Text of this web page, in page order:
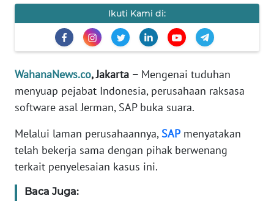
Ikuti Kami di:
WahanaNews.co, Jakarta – Mengenai tuduhan
menyuap pejabat Indonesia, perusahaan raksasa
software asal Jerman, SAP buka suara.
Melalui laman perusahaannya, SAPmenyatakan
telah bekerja sama dengan pihak berwenang
terkait penyelesaian kasus ini.
Baca Juga:
EDITORIAL
Informasi
INDEKS
BERITA
KAMI